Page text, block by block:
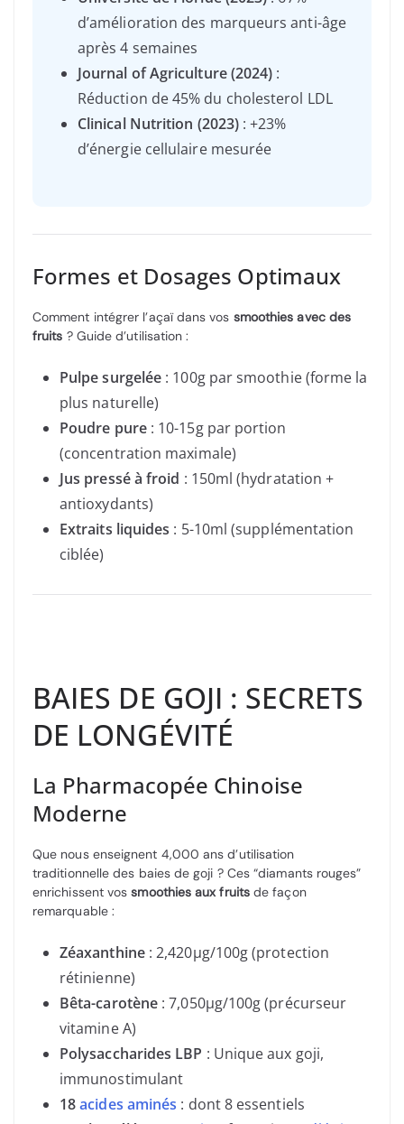
d’amélioration des marqueurs anti-âge
après 4 semaines
Journal of Agriculture (2024) :
Réduction de 45% du cholesterol LDL
Clinical Nutrition (2023) : +23%
d’énergie cellulaire mesurée
Formes et Dosages Optimaux
Comment intégrer l’açaï dans vos smoothies avec des
fruits ? Guide d’utilisation :
Pulpe surgelée : 100g par smoothie (forme la
plus naturelle)
Poudre pure: 10-15g par portion
(concentration maximale)
Jus pressé à froid : 150ml (hydratation +
antioxydants)
Extraits liquides : 5-10ml (supplémentation
ciblée)
BAIES DE GOJI : SECRETS
DE LONGÉVITÉ
La Pharmacopée Chinoise
Moderne
Que nous enseignent 4,000 ans d’utilisation
traditionnelle des baies de goji ? Ces “diamants rouges”
enrichissent vossmoothies aux fruitsde façon
remarquable :
Zéaxanthine: 2,420µg/100g (protection
rétinienne)
Bêta-carotène : 7,050µg/100g (précurseur
vitamine A)
Polysaccharides LBP : Unique aux goji,
immunostimulant
18acides aminés : dont 8 essentiels